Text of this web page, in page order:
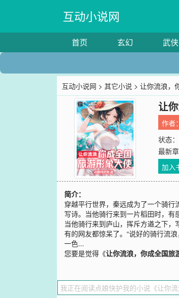
互动小说网
首页 玄幻 武侠
互动小说网 >其它小说 > 让你流浪，
让
作者：
状态
最新
加入
简介：
穿越平行世界，秦远成为了一个骑
写诗。当他骑行来到一片稻田时，有
当他骑行来到庐山，挥斥方遒之下
有的网友都惊呆了。“说好的骑行流
一色...
您要是觉得《让你流浪，你成全国旅